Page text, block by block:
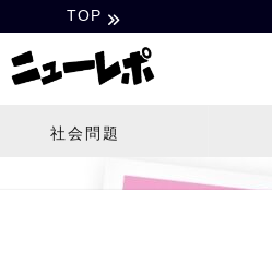
TOP
社会問題